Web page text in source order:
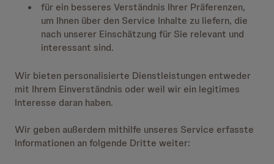
für ein besseres Verständnis Ihrer Präferenzen,
um Ihnen über den Service Inhalte zu liefern, die
nach unserer Einschätzung für Sie relevant und
interessant sind.
Wir bieten personalisierte Dienstleistungen entweder
mit Ihrem Einverständnis oder weil wir ein legitimes
Interesse daran haben.
Wir geben außerdem mithilfe unseres Service erfasste
Informationen an folgende Dritte weiter: